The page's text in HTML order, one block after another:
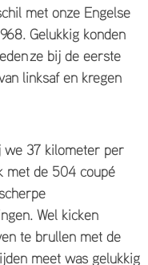
met onze Engelse
Gelukkig konden
ze bij de eerste
linksaf en kregen
we 37 kilometer per
met de 504 coupé
Wel kicken
te brullen met de
meet was gelukkig